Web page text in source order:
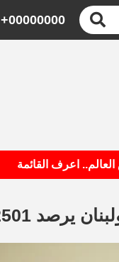
+00000000
اعرف القائمة